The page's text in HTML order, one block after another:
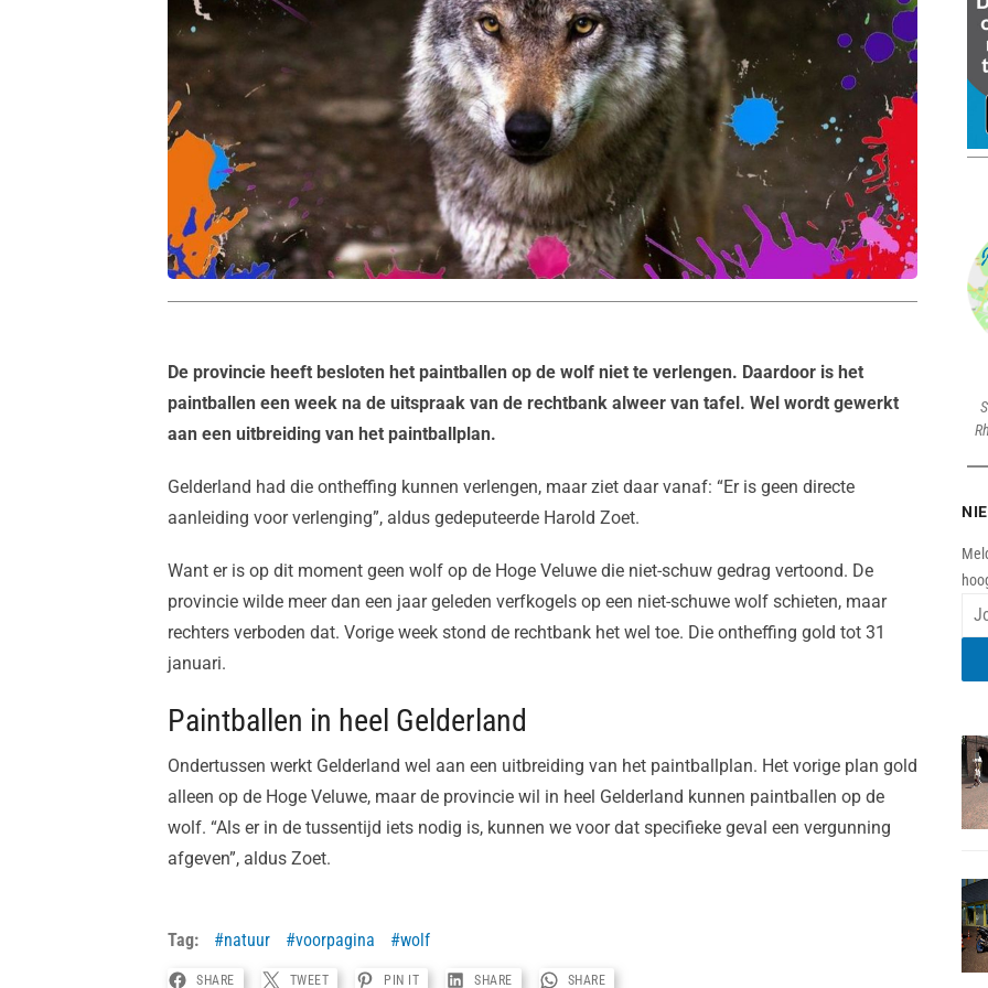
De provincie heeft besloten het paintballen op de wolf niet te verlengen. Daardoor is het
paintballen een week na de uitspraak van de rechtbank alweer van tafel. Wel wordt gewerkt
aan een uitbreiding van het paintballplan.
Gelderland had die ontheffing kunnen verlengen, maar ziet daar vanaf: “Er is geen directe
aanleiding voor verlenging”, aldus gedeputeerde Harold Zoet.
Want er is op dit moment geen wolf op de Hoge Veluwe die niet-schuw gedrag vertoond. De
provincie wilde meer dan een jaar geleden verfkogels op een niet-schuwe wolf schieten, maar
rechters verboden dat. Vorige week stond de rechtbank het wel toe. Die ontheffing gold tot 31
januari.
Paintballen in heel Gelderland
Ondertussen werkt Gelderland wel aan een uitbreiding van het paintballplan. Het vorige plan gold
alleen op de Hoge Veluwe, maar de provincie wil in heel Gelderland kunnen paintballen op de
wolf. “Als er in de tussentijd iets nodig is, kunnen we voor dat specifieke geval een vergunning
afgeven”, aldus Zoet.
Tag: natuur voorpagina wolf
SHARE TWEET PIN IT SHARE SHARE